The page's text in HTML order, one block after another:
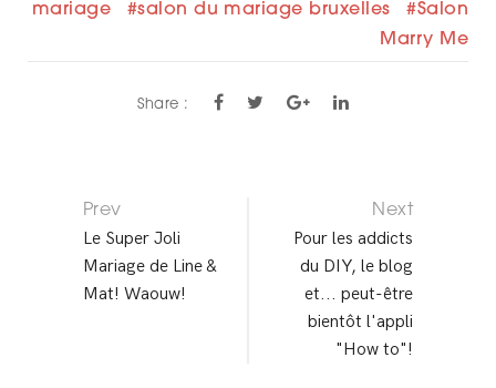
mariage
salon du mariage bruxelles
Salon
Marry Me
Share :
O
Prev
Le Super Joli
Mariage de Line &
Mat! Waouw!
Next
Pour les addicts
du DIY, le blog
et... peut-être
bientôt l'appli
"How to"!